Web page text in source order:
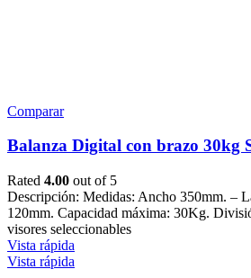
Comparar
Balanza Digital con brazo 30kg
Rated 4.00 out of 5
Descripción: Medidas: Ancho 350mm. –
120mm. Capacidad máxima: 30Kg.
visores seleccionables
Vista rápida
Vista rápida